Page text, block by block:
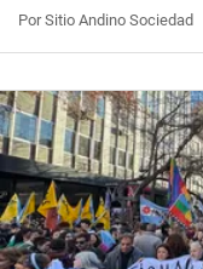
Por Sitio Andino Sociedad